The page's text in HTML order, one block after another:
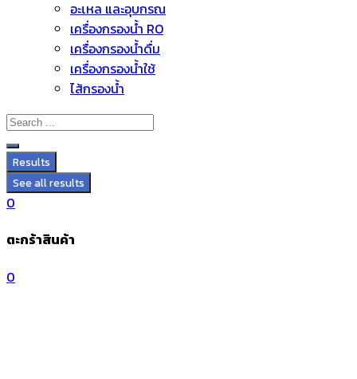
อะไหล่ และอุปกรณ์
เครื่องกรองน้ำ RO
เครื่องกรองน้ำดื่ม
เครื่องกรองน้ำใช้
ไส้กรองน้ำ
Results
See all results
0
ตะกร้าสินค้า
0